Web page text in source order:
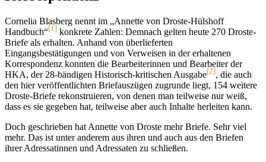
Cornelia Blasberg nennt im „Annette von Droste-Hülshoff
Handbuch“[1] konkrete Zahlen: Demnach gelten heute 270 Droste-
Briefe als erhalten. Anhand von überlieferten
Eingangsbestätigungen und von Verweisen in der erhaltenen
Korrespondenz konnten die Bearbeiterinnen und Bearbeiter der
HKA, der 28-bändigen Historisch-kritischen Ausgabe[2], die auch
den hier veröffentlichten Briefauszügen zugrunde liegt, 154 weitere
Droste-Briefe rekonstruieren, von denen man teilweise nur weiß,
dass es sie gegeben hat, teilweise aber auch Inhalte herleiten kann.
Doch geschrieben hat Annette von Droste mehr Briefe. Sehr viel
mehr. Das ist unter anderem aus ihren und auch aus den Briefen
ihrer Adressatinnen und Adressaten zu schließen.